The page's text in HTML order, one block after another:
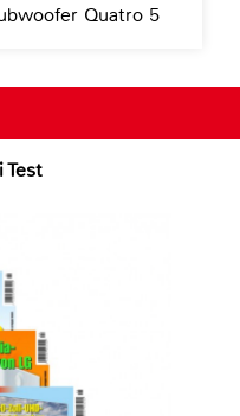
Test
Quatro 5